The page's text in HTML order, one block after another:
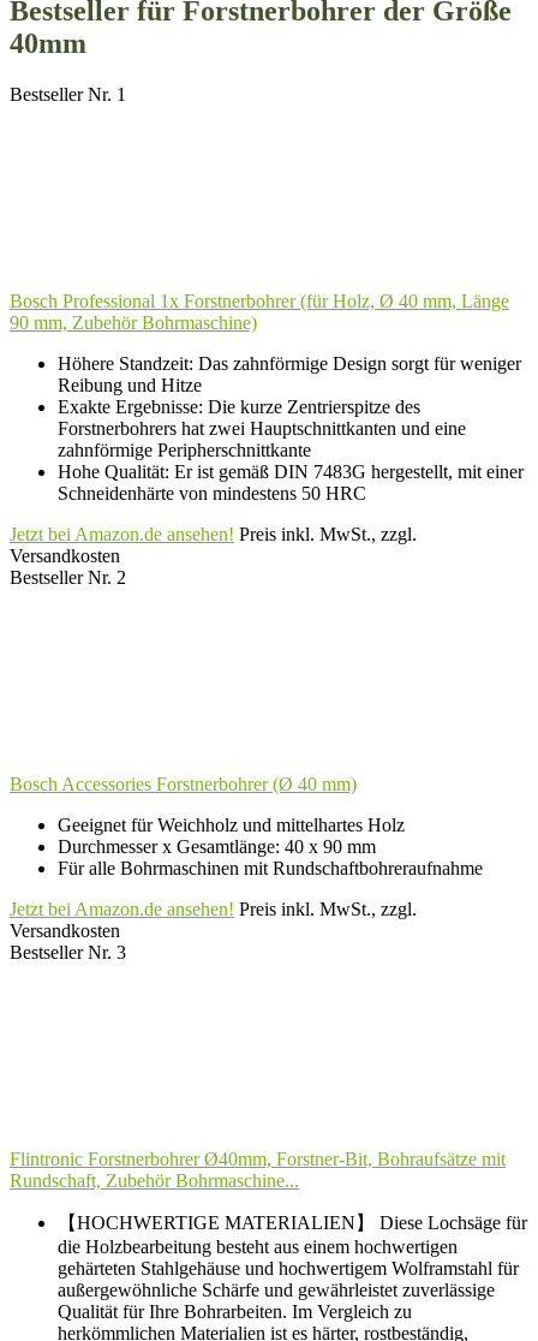
Bestseller für Forstnerbohrer der Größe
40mm
Bestseller Nr. 1
Bosch Professional 1x Forstnerbohrer (für Holz, Ø 40 mm, Länge
90 mm, Zubehör Bohrmaschine)
Höhere Standzeit: Das zahnförmige Design sorgt für weniger
Reibung und Hitze
Exakte Ergebnisse: Die kurze Zentrierspitze des
Forstnerbohrers hat zwei Hauptschnittkanten und eine
zahnförmige Peripherschnittkante
Hohe Qualität: Er ist gemäß DIN 7483G hergestellt, mit einer
Schneidenhärte von mindestens 50 HRC
Jetzt bei Amazon.de ansehen! Preis inkl. MwSt., zzgl.
Versandkosten
Bestseller Nr. 2
Bosch Accessories Forstnerbohrer (Ø 40 mm)
Geeignet für Weichholz und mittelhartes Holz
Durchmesser x Gesamtlänge: 40 x 90 mm
Für alle Bohrmaschinen mit Rundschaftbohreraufnahme
Jetzt bei Amazon.de ansehen! Preis inkl. MwSt., zzgl.
Versandkosten
Bestseller Nr. 3
Flintronic Forstnerbohrer Ø40mm, Forstner-Bit, Bohraufsätze mit
Rundschaft, Zubehör Bohrmaschine...
【HOCHWERTIGE MATERIALIEN】 Diese Lochsäge für
die Holzbearbeitung besteht aus einem hochwertigen
gehärteten Stahlgehäuse und hochwertigem Wolframstahl für
außergewöhnliche Schärfe und gewährleistet zuverlässige
Qualität für Ihre Bohrarbeiten. Im Vergleich zu
herkömmlichen Materialien ist es härter, rostbeständig,